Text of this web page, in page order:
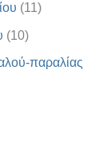
(11)
(10)
παραλίας